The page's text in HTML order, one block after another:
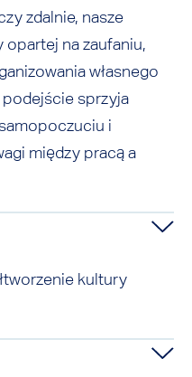
zdalnie, nasze
opartej na zaufaniu,
własnego
podejście sprzyja
i
między pracą a
kultury